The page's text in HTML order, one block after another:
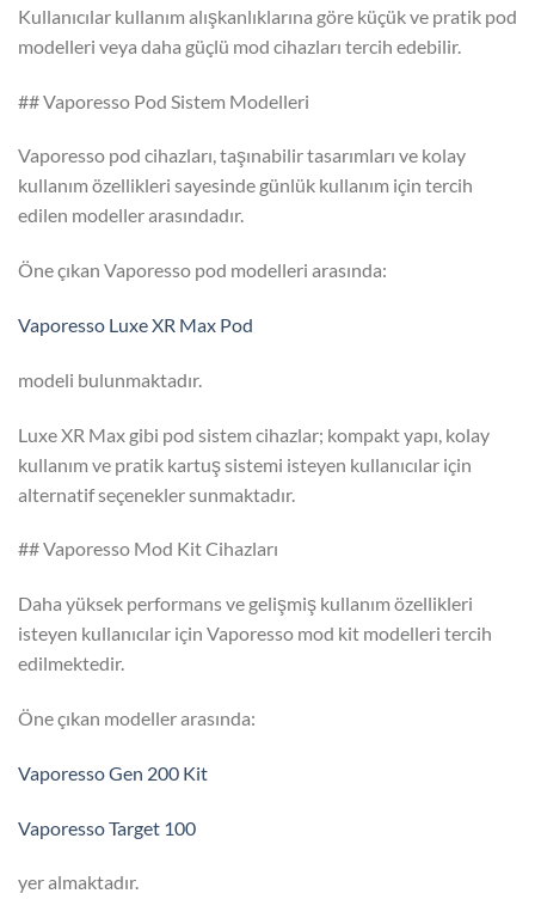
Kullanıcılar kullanım alışkanlıklarına göre küçük ve pratik pod
modelleri veya daha güçlü mod cihazları tercih edebilir.
## Vaporesso Pod Sistem Modelleri
Vaporesso pod cihazları, taşınabilir tasarımları ve kolay
kullanım özellikleri sayesinde günlük kullanım için tercih
edilen modeller arasındadır.
Öne çıkan Vaporesso pod modelleri arasında:
Vaporesso Luxe XR Max Pod
modeli bulunmaktadır.
Luxe XR Max gibi pod sistem cihazlar; kompakt yapı, kolay
kullanım ve pratik kartuş sistemi isteyen kullanıcılar için
alternatif seçenekler sunmaktadır.
## Vaporesso Mod Kit Cihazları
Daha yüksek performans ve gelişmiş kullanım özellikleri
isteyen kullanıcılar için Vaporesso mod kit modelleri tercih
edilmektedir.
Öne çıkan modeller arasında:
Vaporesso Gen 200 Kit
Vaporesso Target 100
yer almaktadır.